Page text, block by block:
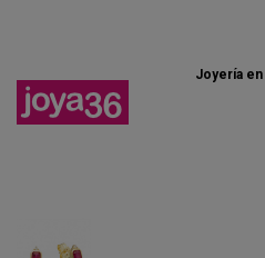
Envío
Joyería en